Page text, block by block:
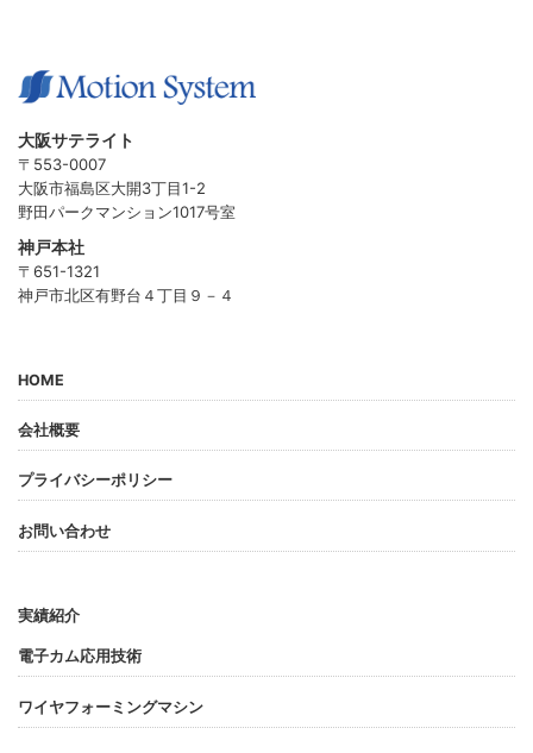
大阪サテライト
〒553-0007
大阪市福島区大開3丁目1-2
野田パークマンション1017号室
神戸本社
〒651-1321
神戸市北区有野台４丁目９－４
HOME
会社概要
プライバシーポリシー
お問い合わせ
実績紹介
電子カム応用技術
ワイヤフォーミングマシン